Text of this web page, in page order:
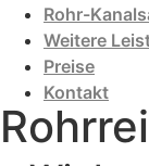
Rohr-
Weitere
Preise
Kontakt